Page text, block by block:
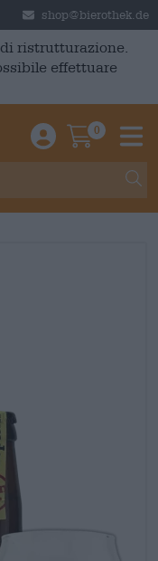
shop@bierothek.de
ristrutturazione.
effettuare
Einloggen /
0